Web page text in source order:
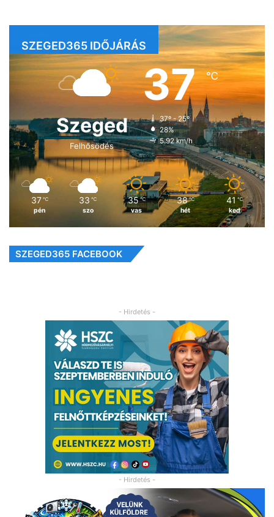
SZEGED365 IDŐJÁRÁS
Szeged
Felhősödés
37℃
37º - 25º
28%
5.92 km/h
37 ℃
pén
33 ℃
szo
35 ℃
vas
38 ℃
hét
41 ℃
ked
SZEGED365 FACEBOOK
- Hirdetés -
- Hirdetés -